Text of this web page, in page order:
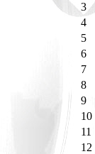
3
4
5
6
7
8
9
10
11
12